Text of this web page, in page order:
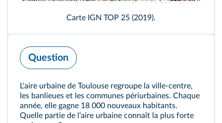
Carte IGN TOP 25 (2019).
Question
L'aire urbaine de Toulouse regroupe la ville-centre,
les banlieues et les communes périurbaines. Chaque
année, elle gagne 18 000 nouveaux habitants.
Quelle partie de l'aire urbaine connaît la plus forte